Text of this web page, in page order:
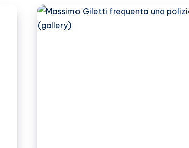
sexy
(prima